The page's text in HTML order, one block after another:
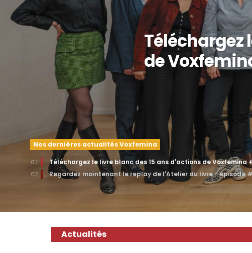
Téléchargez
de
Nos dernières actualités Voxfemina
01 Téléchargez le livre blanc des 15 ans d'actions de Voxfemina
02 Regardez maintenant le replay de l'Atelier du livre - épisode
Actualités